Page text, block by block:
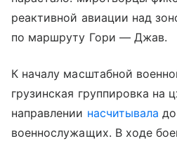
реактивной авиации над
по маршруту Гори — Джав.
К началу масштабной
грузинская группировка на
направлении насчитывала
военнослужащих. В ходе